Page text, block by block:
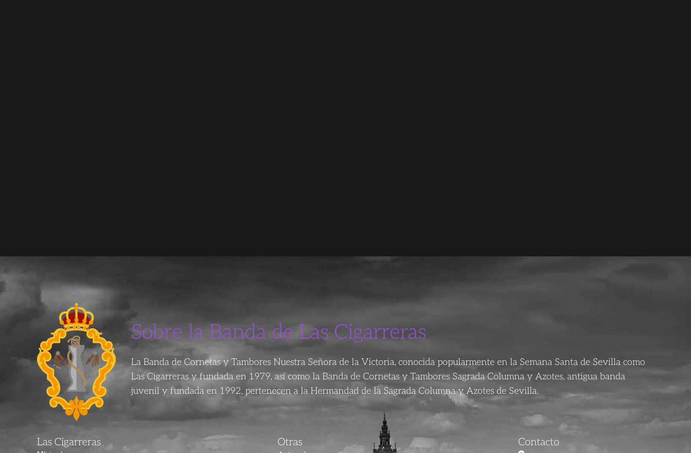
Sobre la Banda de Las Cigarreras
La Banda de Cornetas y Tambores Nuestra Señora de la Victoria, conocida popularmente en la Semana Santa de Sevilla como
Las Cigarreras y fundada en 1979, así como la Banda de Cornetas y Tambores Sagrada Columna y Azotes, antigua banda
juvenil y fundada en 1992, pertenecen a la Hermandad de la Sagrada Columna y Azotes de Sevilla.
Las Cigarreras Otras Contacto